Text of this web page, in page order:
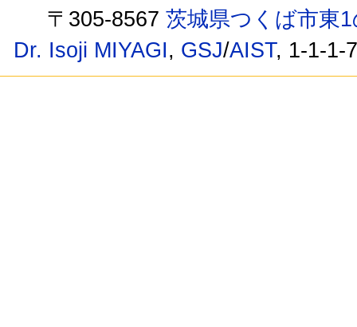
〒305-8567茨城県つくば市東
Dr. Isoji MIYAGI, GSJ/AIST, 1-1-1-